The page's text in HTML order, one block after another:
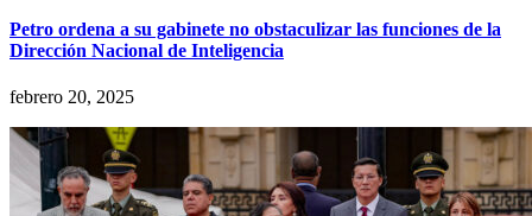
Petro ordena a su gabinete no obstaculizar las funciones de la
Dirección Nacional de Inteligencia
febrero 20, 2025